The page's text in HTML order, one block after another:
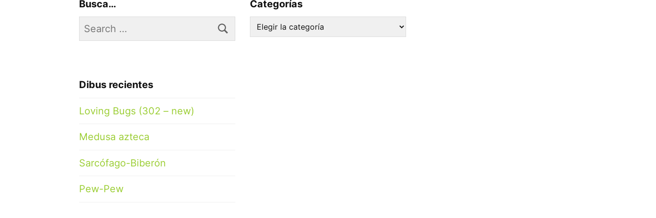
Busca…
Search
for:
Dibus recientes
Loving Bugs (302 – new)
Medusa azteca
Sarcófago-Biberón
Pew-Pew
Categorías
Categorías